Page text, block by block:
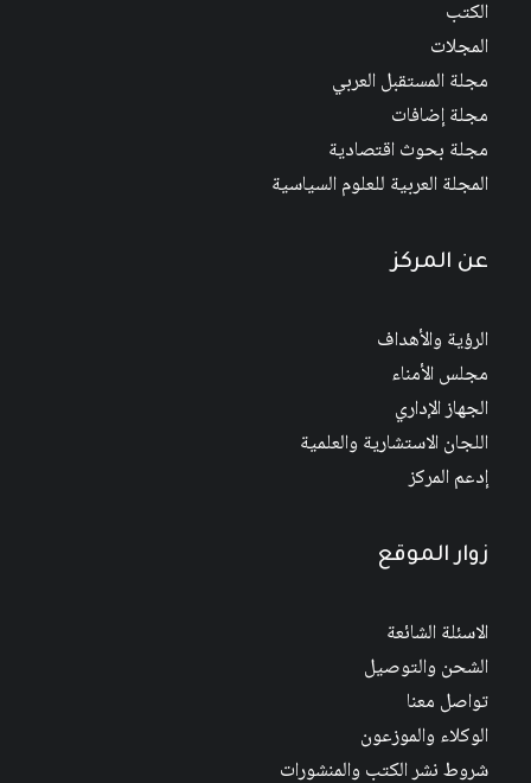
الكتب
المجلات
مجلة المستقبل العربي
مجلة إضافات
مجلة بحوث اقتصادية
المجلة العربية للعلوم السياسية
عن المركز
الرؤية والأهداف
مجلس الأمناء
الجهاز الإداري
اللجان الاستشارية والعلمية
إدعم المركز
زوار الموقع
الاسئلة الشائعة
الشحن والتوصيل
تواصل معنا
الوكلاء والموزعون
شروط نشر الكتب والمنشورات